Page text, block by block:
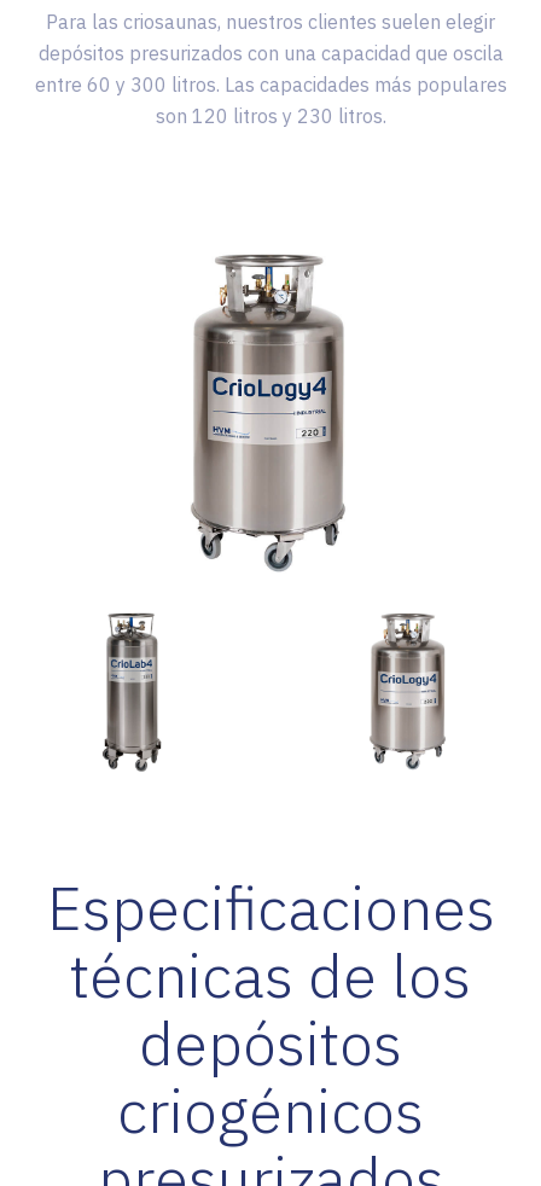
Para las criosaunas, nuestros clientes suelen elegir
depósitos presurizados con una capacidad que oscila
entre 60 y 300 litros. Las capacidades más populares
son 120 litros y 230 litros.
Especificaciones
técnicas de los
depósitos
criogénicos